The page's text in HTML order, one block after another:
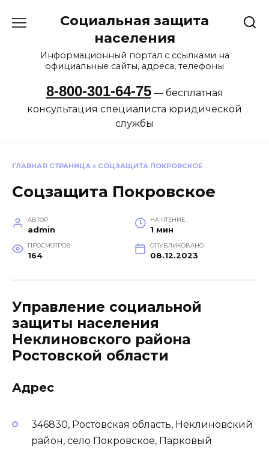
Социальная защита
населения
Информационный портал с ссылками на
официальные сайты, адреса, телефоны
8-800-301-64-75— бесплатная
консультация специалиста юридической
службы
ГЛАВНАЯ СТРАНИЦА » СОЦЗАЩИТА ПОКРОВСКОЕ
Соцзащита Покровское
АВТОР
admin
НА ЧТЕНИЕ
1 мин
ПРОСМОТРОВ
164
ОПУБЛИКОВАНО
08.12.2023
Управление социальной
защиты населения
Неклиновского района
Ростовской области
Адрес
346830, Ростовская область, Неклиновский
район, село Покровское, Парковый